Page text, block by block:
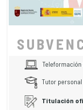
Teleformación
Tutor
Titulación